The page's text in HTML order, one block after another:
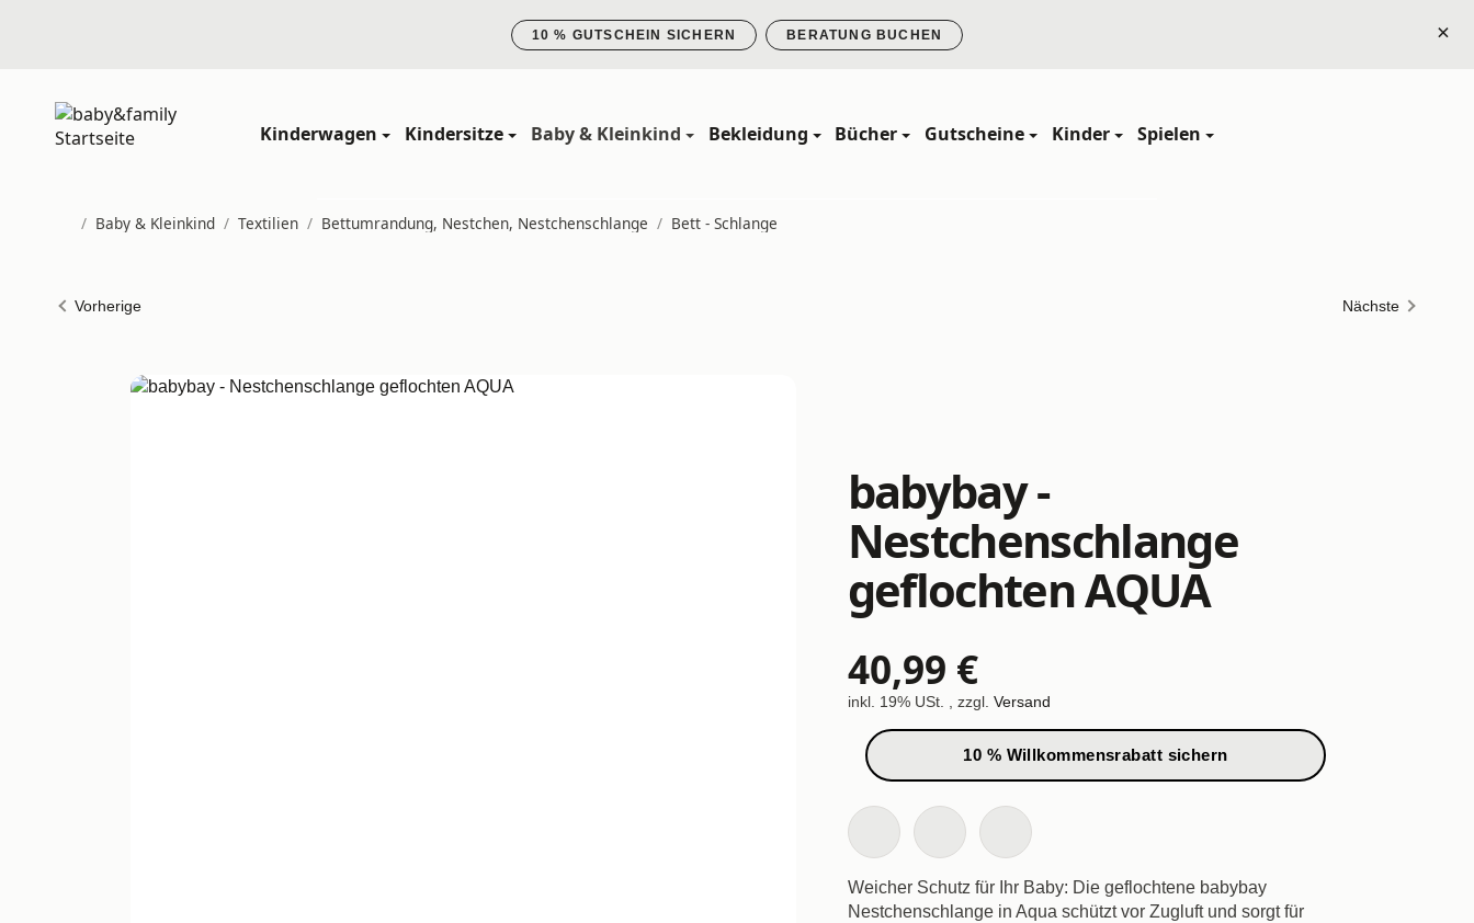
10 % GUTSCHEIN SICHERN BERATUNG BUCHEN ×
Kinderwagen Kindersitze Baby & Kleinkind Bekleidung Bücher Gutscheine Kinder Spielen
/ Baby & Kleinkind / Textilien / Bettumrandung, Nestchen, Nestchenschlange / Bett - Schlange
Vorherige Nächste
babybay -
Nestchenschlange
geflochten AQUA
40,99 €
inkl. 19% USt. , zzgl. Versand
10 % Willkommensrabatt sichern
Weicher Schutz für Ihr Baby: Die geflochtene babybay
Nestchenschlange in Aqua schützt vor Zugluft und sorgt für